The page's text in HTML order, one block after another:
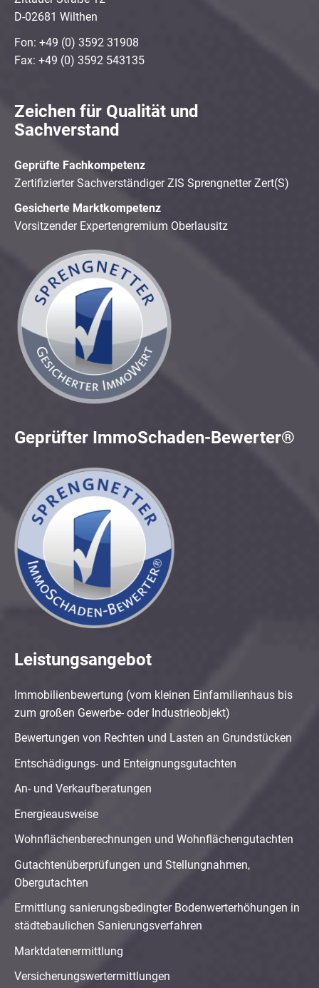
D-02681 Wilthen
Fon: +49 (0) 3592 31908
Fax: +49 (0) 3592 543135
Zeichen für Qualität und
Sachverstand
Geprüfte Fachkompetenz
Zertifizierter Sachverständiger ZIS Sprengnetter Zert(S)
Gesicherte Marktkompetenz
Vorsitzender Expertengremium Oberlausitz
Geprüfter ImmoSchaden-Bewerter®
Leistungsangebot
Immobilienbewertung (vom kleinen Einfamilienhaus bis
zum großen Gewerbe- oder Industrieobjekt)
Bewertungen von Rechten und Lasten an Grundstücken
Entschädigungs- und Enteignungsgutachten
An- und Verkaufberatungen
Energieausweise
Wohnflächenberechnungen und Wohnflächengutachten
Gutachtenüberprüfungen und Stellungnahmen,
Obergutachten
Ermittlung sanierungsbedingter Bodenwerterhöhungen in
städtebaulichen Sanierungsverfahren
Marktdatenermittlung
Versicherungswertermittlungen